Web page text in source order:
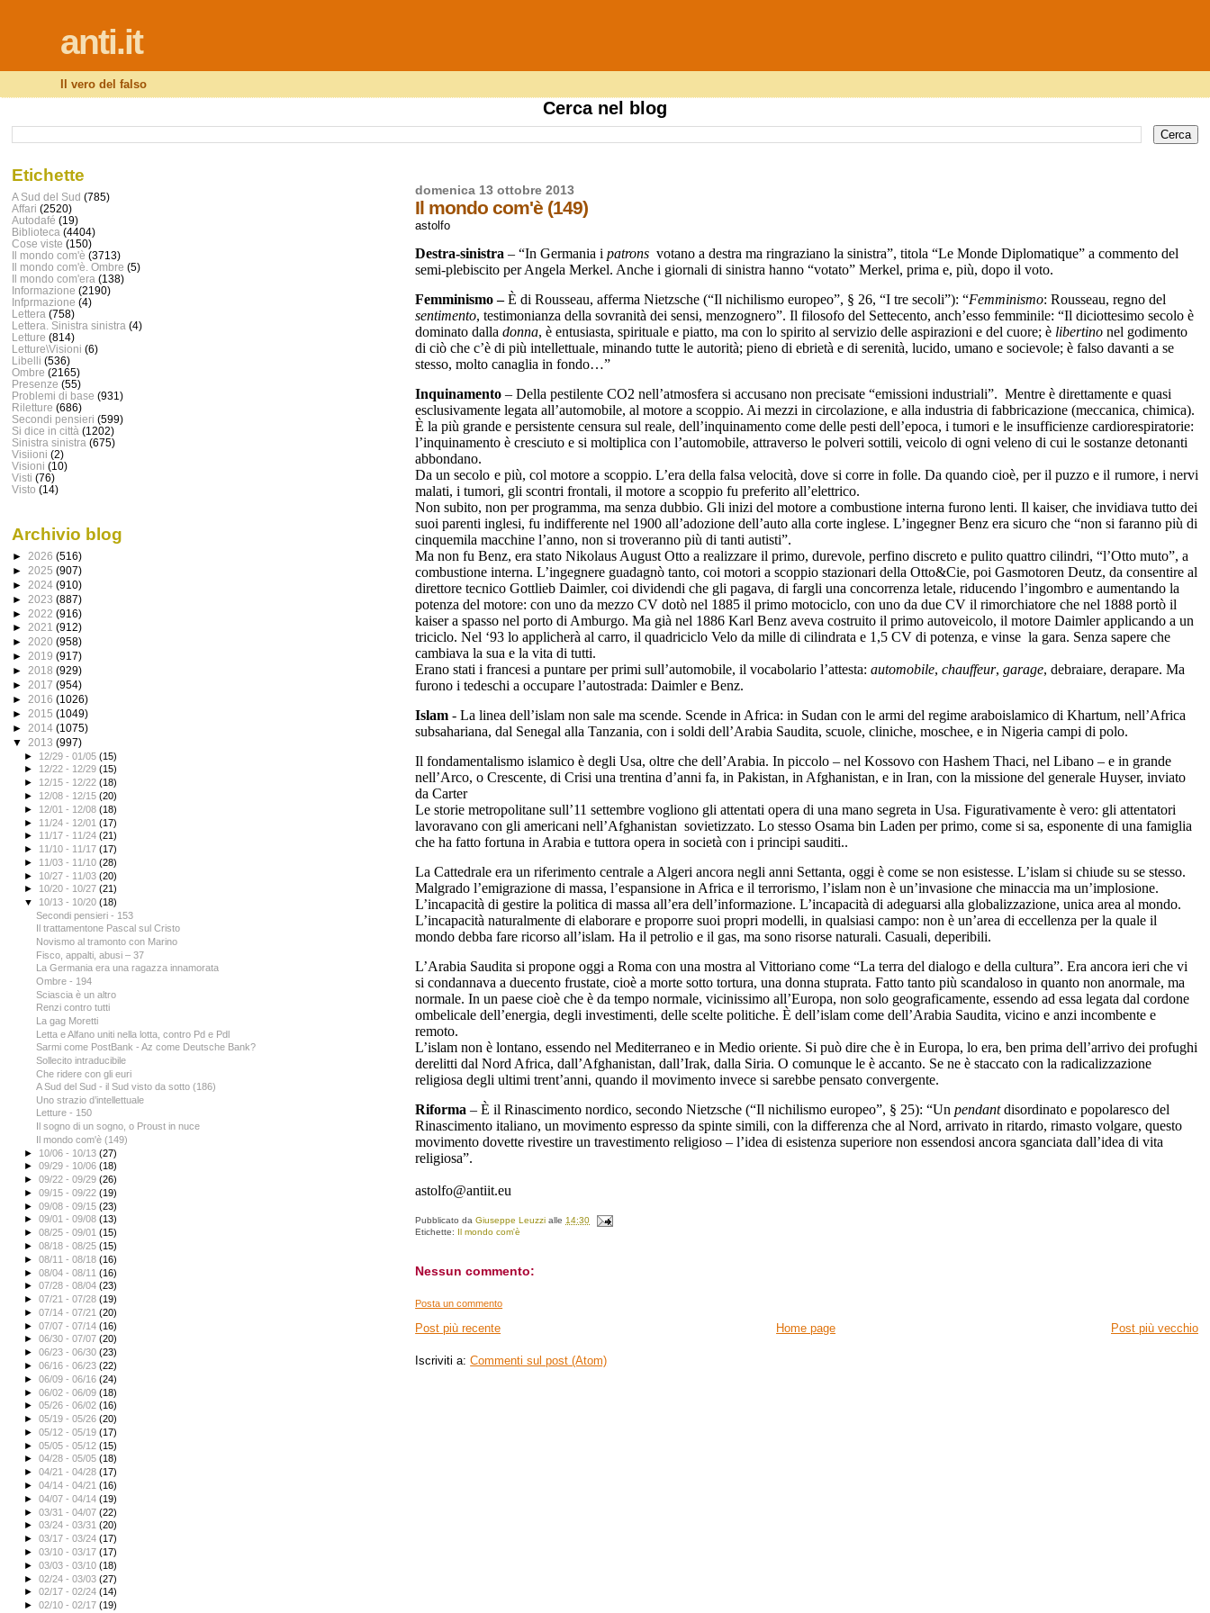
anti.it
Il vero del falso
Cerca nel blog
domenica 13 ottobre 2013
Il mondo com'è (149)
astolfo
Destra-sinistra– “In Germania ipatrons votano a destra ma ringraziano la sinistra”, titola “Le Monde Diplomatique” a commento del
semi-plebiscito per Angela Merkel. Anche i giornali di sinistra hanno “votato” Merkel, prima e, più, dopo il voto.
Femminismo –È di Rousseau, afferma Nietzsche (“Il nichilismo europeo”, § 26, “I tre secoli”): “Femminismo: Rousseau, regno del
sentimento, testimonianza della sovranità dei sensi, menzognero”. Il filosofo del Settecento, anch’esso femminile: “Il diciottesimo secolo è
dominato dalladonna, è entusiasta, spirituale e piatto, ma con lo spirito al servizio delle aspirazioni e del cuore; è libertino nel godimento
di ciò che c’è di più intellettuale, minando tutte le autorità; pieno di ebrietà e di serenità, lucido, umano e socievole; è falso davanti a se
stesso, molto canaglia in fondo…”
Inquinamento– Della pestilente CO2 nell’atmosfera si accusano non precisate “emissioni industriali”. Mentre è direttamente e quasi
esclusivamente legata all’automobile, al motore a scoppio. Ai mezzi in circolazione, e alla industria di fabbricazione (meccanica, chimica).
È la più grande e persistente censura sul reale, dell’inquinamento come delle pesti dell’epoca, i tumori e le insufficienze cardiorespiratorie:
l’inquinamento è cresciuto e si moltiplica con l’automobile, attraverso le polveri sottili, veicolo di ogni veleno di cui le sostanze detonanti
abbondano.
Da un secolo e più, col motore a scoppio. L’era della falsa velocità, dove si corre in folle. Da quando cioè, per il puzzo e il rumore, i nervi
malati, i tumori, gli scontri frontali, il motore a scoppio fu preferito all’elettrico.
Non subito, non per programma, ma senza dubbio. Gli inizi del motore a combustione interna furono lenti.Il kaiser, che invidiava tutto dei
suoi parenti inglesi, fu indifferente nel 1900 all’adozione dell’auto alla corte inglese.L’ingegner Benz era sicuro che “non si faranno più di
cinquemila macchine l’anno, non si troveranno più di tanti autisti”.
Ma non fu Benz, era stato Nikolaus August Otto a realizzare il primo, durevole, perfino discreto e pulito quattro cilindri, “l’Otto muto”, a
combustione interna. L’ingegnere guadagnò tanto, coi motori a scoppio stazionari della Otto&Cie, poi Gasmotoren Deutz, da consentire al
direttore tecnico Gottlieb Daimler, coi dividendi che gli pagava, di fargli una concorrenza letale, riducendo l’ingombro e aumentando la
potenza del motore: con uno da mezzo CV dotò nel 1885 il primo motociclo, con uno da due CV il rimorchiatore che nel 1888 portò il
kaiser a spasso nel porto di Amburgo. Ma già nel 1886 Karl Benz aveva costruito il primo autoveicolo, il motore Daimler applicando a un
triciclo. Nel ‘93 lo applicherà al carro, il quadriciclo Velo da mille di cilindrata e 1,5 CV di potenza, e vinse la gara. Senza sapere che
cambiava la sua e la vita di tutti.
Erano stati i francesi a puntare per primi sull’automobile, il vocabolario l’attesta:automobile,chauffeur,garage, debraiare, derapare. Ma
furono i tedeschi a occupare l’autostrada: Daimler e Benz.
Islam -La linea dell’islam non sale ma scende. Scende in Africa: in Sudan con le armi del regime araboislamico di Khartum, nell’Africa
subsahariana, dal Senegal alla Tanzania, con i soldi dell’Arabia Saudita, scuole, cliniche, moschee, e in Nigeria campi di polo.
Il fondamentalismo islamico è degli Usa, oltre che dell’Arabia. In piccolo – nel Kossovo con Hashem Thaci, nel Libano – e in grande
nell’Arco, o Crescente, di Crisi una trentina d’anni fa, in Pakistan, in Afghanistan, e in Iran, con la missione del generale Huyser, inviato
da Carter
Le storie metropolitane sull’11 settembre vogliono gli attentati opera di una mano segreta in Usa. Figurativamente è vero: gli attentatori
lavoravano con gli americani nell’Afghanistan sovietizzato. Lo stesso Osama bin Laden per primo, come si sa, esponente di una famiglia
che ha fatto fortuna in Arabia e tuttora opera in società con i principi sauditi..
La Cattedrale era un riferimento centrale a Algeri ancora negli anni Settanta, oggi è come se non esistesse. L’islam si chiude su se stesso.
Malgrado l’emigrazione di massa, l’espansione in Africa e il terrorismo, l’islam non è un’invasione che minaccia ma un’implosione.
L’incapacità di gestire la politica di massa all’era dell’informazione. L’incapacità di adeguarsi alla globalizzazione, unica area al mondo.
L’incapacità naturalmente di elaborare e proporre suoi propri modelli, in qualsiasi campo: non è un’area di eccellenza per la quale il
mondo debba fare ricorso all’islam. Ha il petrolio e il gas, ma sono risorse naturali. Casuali, deperibili.
L’Arabia Saudita si propone oggi a Roma con una mostra al Vittoriano come “La terra del dialogo e della cultura”. Era ancora ieri che vi
si condannava a duecento frustate, cioè a morte sotto tortura, una donna stuprata. Fatto tanto più scandaloso in quanto non anormale, ma
normale. In un paese cioè che è da tempo normale, vicinissimo all’Europa, non solo geograficamente, essendo ad essa legata dal cordone
ombelicale dell’energia, degli investimenti, delle scelte politiche. È dell’islam come dell’Arabia Saudita, vicino e anzi incombente e
remoto.
L’islam non è lontano, essendo nel Mediterraneo e in Medio oriente. Si può dire che è in Europa, lo era, ben prima dell’arrivo dei profughi
derelitti dal Nord Africa, dall’Afghanistan, dall’Irak, dalla Siria. O comunque le è accanto. Se ne è staccato con la radicalizzazione
religiosa degli ultimi trent’anni, quando il movimento invece si sarebbe pensato convergente.
Riforma– È il Rinascimento nordico, secondo Nietzsche (“Il nichilismo europeo”, § 25): “Unpendantdisordinato e popolaresco del
Rinascimento italiano, un movimento espresso da spinte simili, con la differenza che al Nord, arrivato in ritardo, rimasto volgare, questo
movimento dovette rivestire un travestimento religioso – l’idea di esistenza superiore non essendosi ancora sganciata dall’idea di vita
religiosa”.
astolfo@antiit.eu
Pubblicato daGiuseppe Leuzzi alle 14:30
Etichette: Il mondo com'è
Nessun commento:
Posta un commento
Post più recente Post più vecchio
Home page
Iscriviti a:Commenti sul post (Atom)
Etichette
A Sud del Sud (785)
Affari (2520)
Autodafé (19)
Biblioteca (4404)
Cose viste (150)
Il mondo com'è (3713)
Il mondo com'è. Ombre (5)
Il mondo com'era (138)
Informazione (2190)
Infprmazione (4)
Lettera (758)
Lettera. Sinistra sinistra (4)
Letture (814)
Letture\Visioni (6)
Libelli (536)
Ombre (2165)
Presenze (55)
Problemi di base (931)
Riletture (686)
Secondi pensieri (599)
Si dice in città (1202)
Sinistra sinistra (675)
Visiioni (2)
Visioni (10)
Visti (76)
Visto (14)
Archivio blog
► 2026 (516)
► 2025 (907)
► 2024 (910)
► 2023 (887)
► 2022 (916)
► 2021 (912)
► 2020 (958)
► 2019 (917)
► 2018 (929)
► 2017 (954)
► 2016 (1026)
► 2015 (1049)
► 2014 (1075)
▼ 2013 (997)
► 12/29 - 01/05(15)
► 12/22 - 12/29(15)
► 12/15 - 12/22(18)
► 12/08 - 12/15(20)
► 12/01 - 12/08(18)
► 11/24 - 12/01(17)
► 11/17 - 11/24(21)
► 11/10 - 11/17(17)
► 11/03 - 11/10(28)
► 10/27 - 11/03(20)
► 10/20 - 10/27(21)
▼ 10/13 - 10/20(18)
Secondi pensieri - 153
Il trattamentone Pascal sul Cristo
Novismo al tramonto con Marino
Fisco, appalti, abusi – 37
La Germania era una ragazza innamorata
Ombre - 194
Sciascia è un altro
Renzi contro tutti
La gag Moretti
Letta e Alfano uniti nella lotta, contro Pd e Pdl
Sarmi come PostBank - Az come Deutsche Bank?
Sollecito intraducibile
Che ridere con gli euri
A Sud del Sud - il Sud visto da sotto (186)
Uno strazio d’intellettuale
Letture - 150
Il sogno di un sogno, o Proust in nuce
Il mondo com'è (149)
► 10/06 - 10/13(27)
►09/29 - 10/06(18)
►09/22 - 09/29(26)
►09/15 - 09/22(19)
►09/08 - 09/15(23)
►09/01 - 09/08(13)
►08/25 - 09/01(15)
►08/18 - 08/25(15)
►08/11 - 08/18(16)
►08/04 - 08/11(16)
►07/28 - 08/04(23)
►07/21 - 07/28(19)
►07/14 - 07/21(20)
►07/07 - 07/14(16)
►06/30 - 07/07(20)
►06/23 - 06/30(23)
►06/16 - 06/23(22)
►06/09 - 06/16(24)
►06/02 - 06/09(18)
►05/26 - 06/02(16)
►05/19 - 05/26(20)
►05/12 - 05/19(17)
►05/05 - 05/12(15)
►04/28 - 05/05(18)
►04/21 - 04/28(17)
►04/14 - 04/21(16)
►04/07 - 04/14(19)
►03/31 - 04/07(22)
►03/24 - 03/31(20)
►03/17 - 03/24(17)
►03/10 - 03/17(17)
►03/03 - 03/10(18)
►02/24 - 03/03(27)
►02/17 - 02/24(14)
►02/10 - 02/17(19)